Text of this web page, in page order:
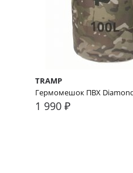
TRAMP
Гермомешок ПВХ
1 990 ₽